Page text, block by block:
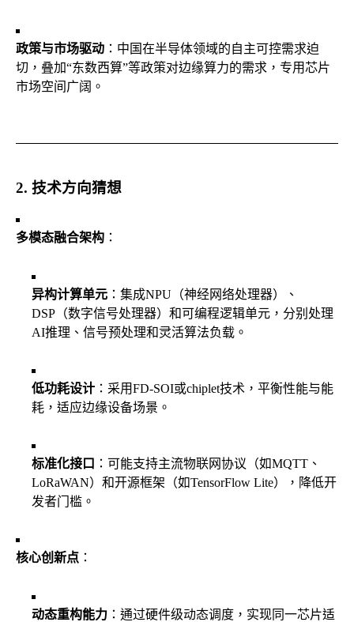
政策与市场驱动：中国在半导体领域的自主可控需求迫
切，叠加“东数西算”等政策对边缘算力的需求，专用芯片
市场空间广阔。
2. 技术方向猜想
多模态融合架构：
异构计算单元：集成NPU（神经网络处理器）、
DSP（数字信号处理器）和可编程逻辑单元，分别处理
AI推理、信号预处理和灵活算法负载。
低功耗设计：采用FD-SOI或chiplet技术，平衡性能与能
耗，适应边缘设备场景。
标准化接口 ：可能支持主流物联网协议（如MQTT、
LoRaWAN）和开源框架（如TensorFlow Lite），降低开
发者门槛。
核心创新点：
动态重构能力：通过硬件级动态调度，实现同一芯片适